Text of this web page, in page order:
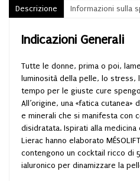
Descrizione Informazioni sulla
Indicazioni Generali
Tutte le donne, prima o poi,
luminosità della pelle, lo stress,
tempo per le giuste cure
All’origine, una «fatica cutanea»
e minerali che si manifesta con
disidratata. Ispirati alla
Lierac hanno elaborato
contengono un cocktail ricco di
ialuronico per dinamizzare la